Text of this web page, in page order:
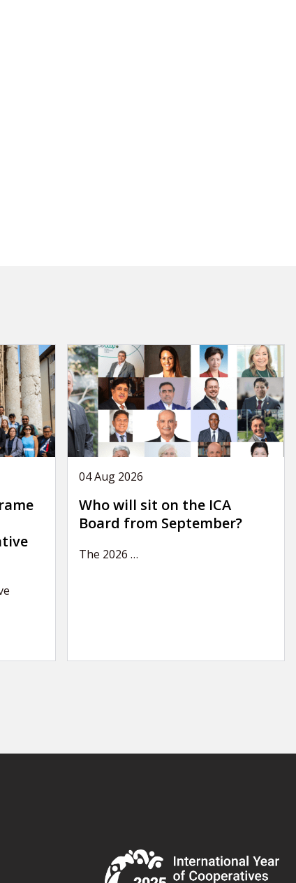
04 Aug 2026
Who will sit on the ICA
Board from September?
The 2026 …